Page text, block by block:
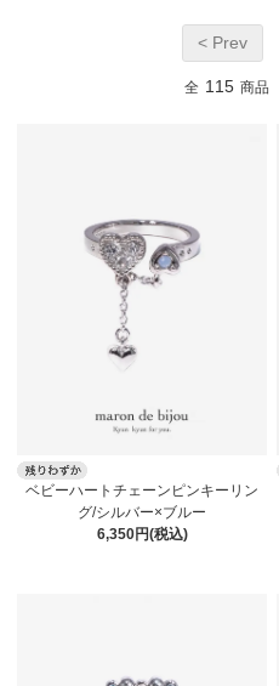
< Prev
全 115 商品
ベビーハートチェーンピンキーリン
グ/シルバー×ブルー
6,350円(税込)